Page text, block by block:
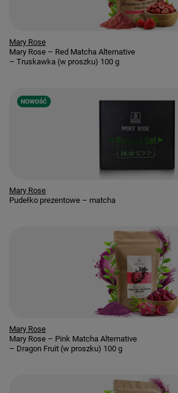
Mary Rose
Mary Rose – Red Matcha Alternative
– Truskawka (w proszku) 100 g
NOWOŚĆ
Mary Rose
Pudełko prezentowe – matcha
Mary Rose
Mary Rose – Pink Matcha Alternative
– Dragon Fruit (w proszku) 100 g